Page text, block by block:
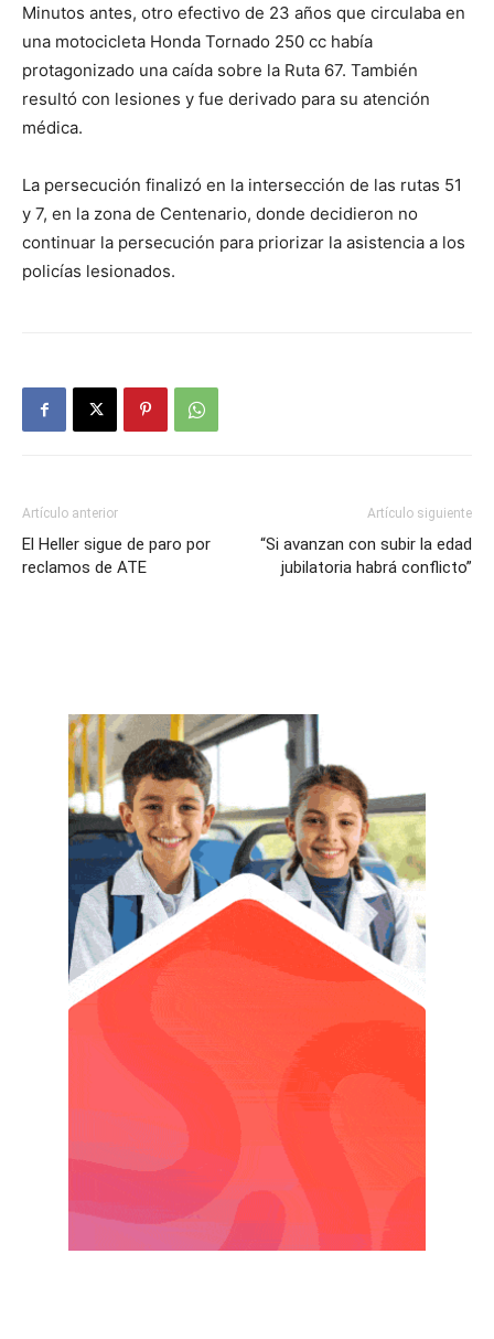
Minutos antes, otro efectivo de 23 años que circulaba en
una motocicleta Honda Tornado 250 cc había
protagonizado una caída sobre la Ruta 67. También
resultó con lesiones y fue derivado para su atención
médica.
La persecución finalizó en la intersección de las rutas 51
y 7, en la zona de Centenario, donde decidieron no
continuar la persecución para priorizar la asistencia a los
policías lesionados.
Artículo anterior
El Heller sigue de paro por
reclamos de ATE
Artículo siguiente
“Si avanzan con subir la edad
jubilatoria habrá conflicto”